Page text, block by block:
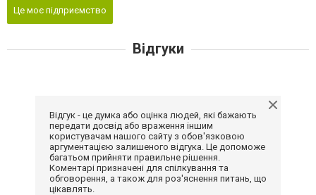
Це моє підприємство
Відгуки
Відгук - це думка або оцінка людей, які бажають
передати досвід або враження іншим
користувачам нашого сайту з обов'язковою
аргументацією залишеного відгука. Це допоможе
багатьом прийняти правильне рішення.
Коментарі призначені для спілкування та
обговорення, а також для роз'яснення питань, що
цікавлять.